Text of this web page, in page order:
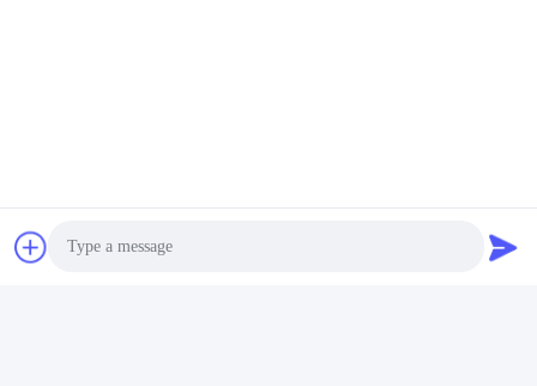
Polymer-Akkus, Lithium-Ionen-Akkus, LiFePO4-Akkus